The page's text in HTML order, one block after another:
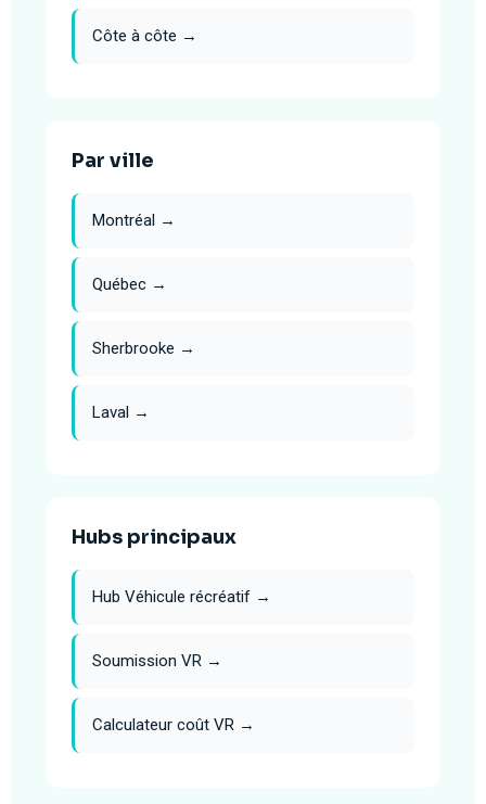
Côte à côte →
Par ville
Montréal →
Québec →
Sherbrooke →
Laval →
Hubs principaux
Hub Véhicule récréatif →
Soumission VR →
Calculateur coût VR →